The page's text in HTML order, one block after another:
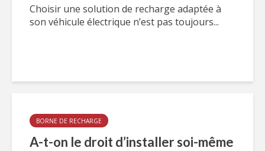
Choisir une solution de recharge adaptée à
son véhicule électrique n’est pas toujours...
BORNE DE RECHARGE
A-t-on le droit d’installer soi-même